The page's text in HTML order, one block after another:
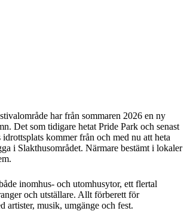
har från sommaren 2026 en ny
Det som tidigare hetat Pride Park och senast
idrottsplats kommer från och med nu att heta
i Slakthusområdet. Närmare bestämt i lokaler
inomhus- och utomhusytor, ett flertal
och utställare. Allt förberett för
artister, musik, umgänge och fest.